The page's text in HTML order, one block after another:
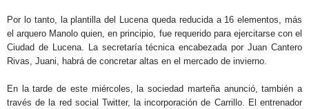
Por lo tanto, la plantilla del Lucena queda reducida a 16 elementos, más
el arquero Manolo quien, en principio, fue requerido para ejercitarse con el
Ciudad de Lucena. La secretaría técnica encabezada por Juan Cantero
Rivas, Juani, habrá de concretar altas en el mercado de invierno.
En la tarde de este miércoles, la sociedad marteña anunció, también a
través de la red social Twitter, la incorporación de Carrillo. El entrenador